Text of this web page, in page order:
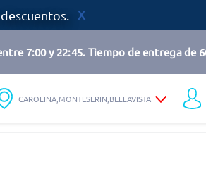
7:00 y 22:45. Tiempo de entrega de
CAROLINA,MONTESERIN,BELLAVISTA